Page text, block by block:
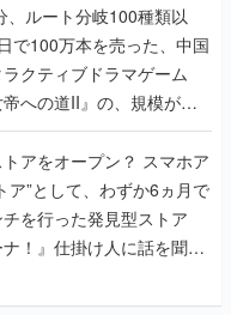
人に訊く開発秘話
、ルート分岐100種類以
で100万本を売った、中国
クティブドラマゲーム
帝への道II』の、規模が違
デューサーに聞いた
オープン？ スマホア
ア”として、わずか6ヵ月で
を行った発見型ストア
ナ！』仕掛け人に話を聞い